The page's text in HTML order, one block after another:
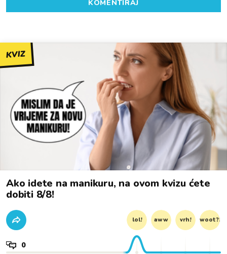
KOMENTIRAJ
KVIZ
Ako idete na manikuru, na ovom kvizu ćete
dobiti 8/8!
lol! aww vrh! woot?!
0